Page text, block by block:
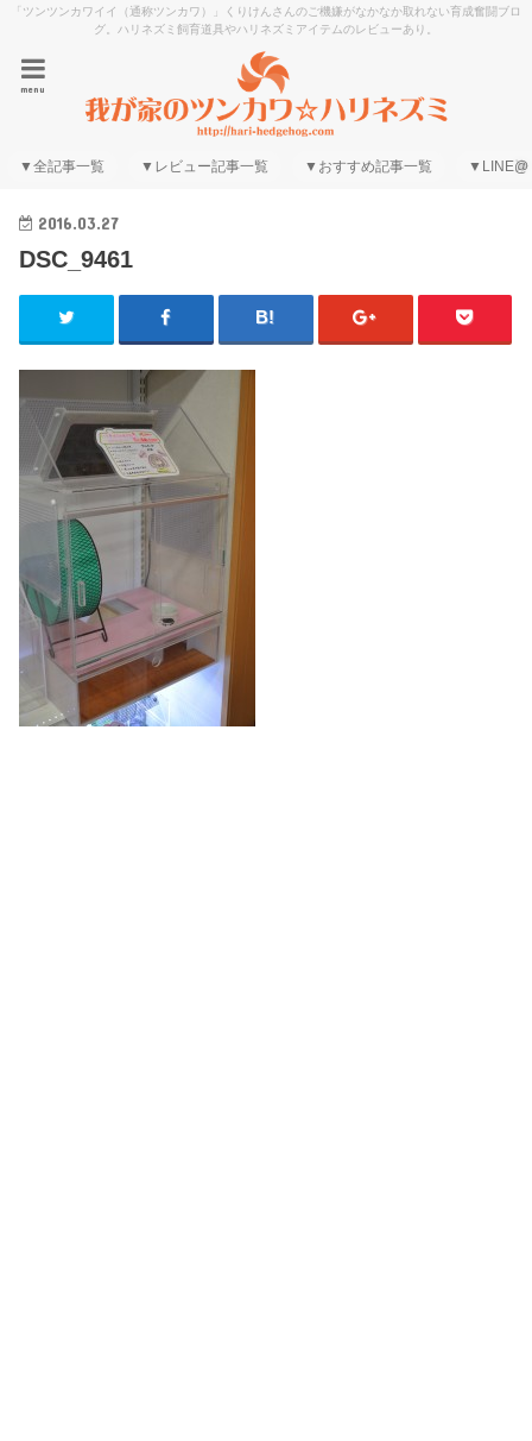
「ツンツンカワイイ（通称ツンカワ）」くりけんさんのご機嫌がなかなか取れない育成奮闘ブロ
グ。ハリネズミ飼育道具やハリネズミアイテムのレビューあり。
menu
▼全記事一覧 ▼レビュー記事一覧 ▼おすすめ記事一覧 ▼LINE@
2016.03.27
DSC_9461